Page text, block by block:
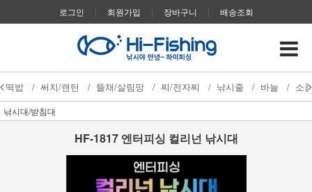
로그인 | 회원가입 | 장바구니 | 배송조회
떡밥 / 써치/랜턴 / 뜰채/살림망 / 찌/전자찌 / 낚시줄 / 바늘 / 소
낚시대/받침대
HF-1817 엔터피싱 컬리넌 낚시대